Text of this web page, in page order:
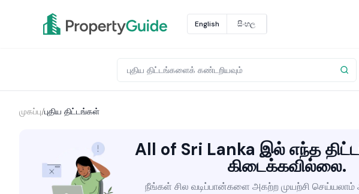
English සිංහල
முகப்பு/புதிய திட்டங்கள்
All of Sri Lanka இல் எந்த
கிடைக்கவில்லை.
நீங்கள் சில வடிப்பான்களை அகற்ற முயற்சி செய்யலாம்